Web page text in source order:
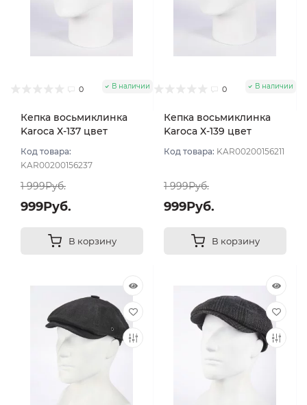
0 В наличии
Кепка восьмиклинка
Karoca Х-137 цвет
Код товара:
KAR00200156237
1 999Руб.
999Руб.
В корзину
0 В наличии
Кепка восьмиклинка
Karoca Х-139 цвет
Код товара: KAR00200156211
1 999Руб.
999Руб.
В корзину